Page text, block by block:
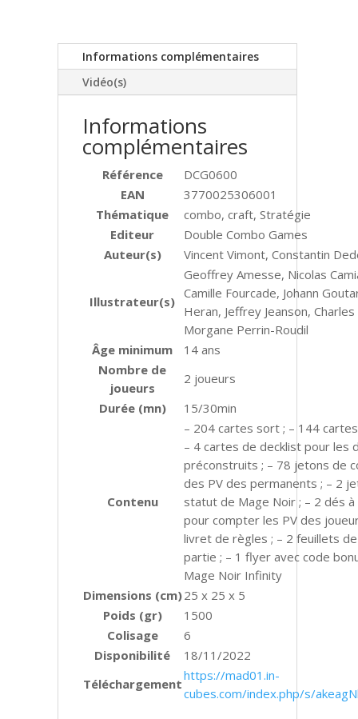
Informations complémentaires
Vidéo(s)
Informations
complémentaires
Référence
DCG0600
EAN
3770025306001
Thématique
combo, craft, Stratégie
Editeur
Double Combo Games
Auteur(s)
Vincent Vimont, Constantin
Illustrateur(s)
Geoffrey Amesse, Nicolas
Camille Fourcade, Johann
Heran, Jeffrey Jeanson,
Morgane Perrin-Roudil
Âge minimum
14 ans
Nombre de
joueurs
2 joueurs
Durée (mn)
15/30min
Contenu
– 204 cartes sort ; – 144
– 4 cartes de decklist pour les
préconstruits ; – 78 jetons de
des PV des permanents ; – 2
statut de Mage Noir ; – 2 dés à
pour compter les PV des
livret de règles ; – 2 feuillets
partie ; – 1 flyer avec code
Mage Noir Infinity
Dimensions (cm)25 x 25 x 5
Poids (gr)
1500
Colisage
6
Disponibilité
18/11/2022
Téléchargement
https://mad01.in-
cubes.com/index.php/s/